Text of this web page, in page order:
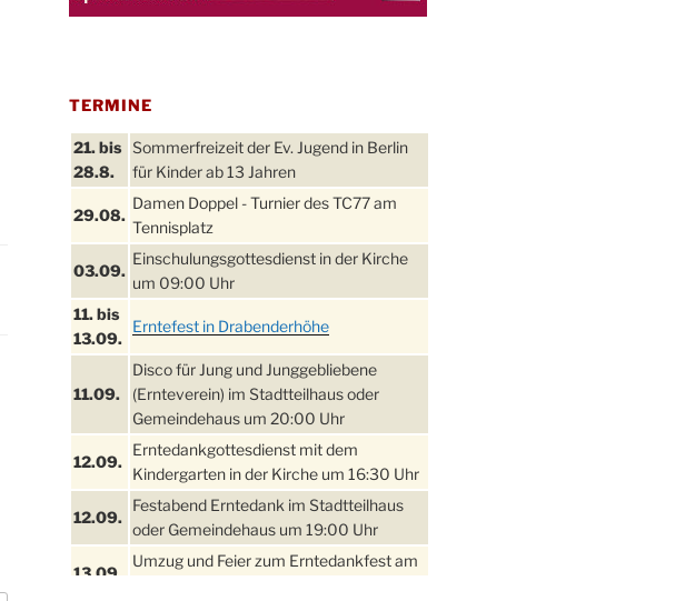
TERMINE
21. bis
28.8.
Sommerfreizeit der Ev. Jugend in Berlin
für Kinder ab 13 Jahren
29.08.
Damen Doppel - Turnier des TC77 am
Tennisplatz
03.09.
Einschulungsgottesdienst in der Kirche
um 09:00 Uhr
11. bis
13.09.
Erntefest in Drabenderhöhe
11.09.
Disco für Jung und Junggebliebene
(Ernteverein) im Stadtteilhaus oder
Gemeindehaus um 20:00 Uhr
12.09.
Erntedankgottesdienst mit dem
Kindergarten in der Kirche um 16:30 Uhr
12.09.
Festabend Erntedank im Stadtteilhaus
oder Gemeindehaus um 19:00 Uhr
13.09.
Umzug und Feier zum Erntedankfest am